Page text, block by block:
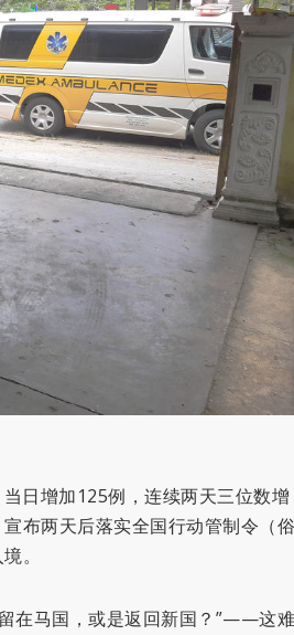
日增加125例，连续两天三位数增
布两天后落实全国行动管制令（俗
。
在马国，或是返回新国？”——这难